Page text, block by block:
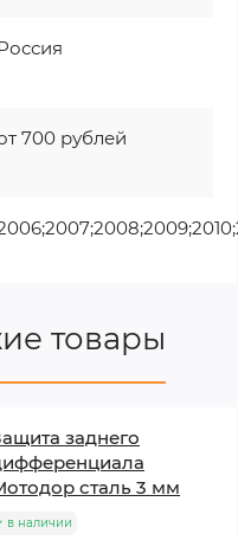
700 рублей
товары
заднего
сталь 3 мм
в наличии